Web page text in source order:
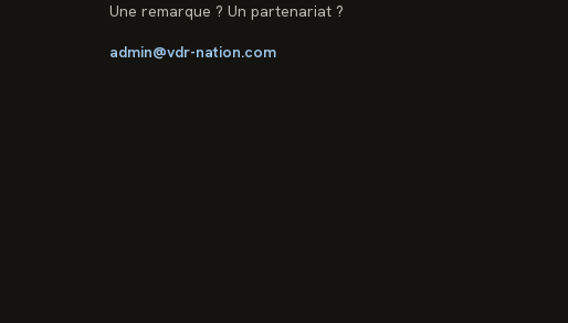
Une remarque ? Un partenariat ?
admin@vdr-nation.com